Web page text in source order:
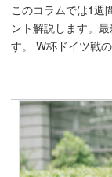
このコラムでは1週
ント解説します。
す。 W杯ドイツ戦